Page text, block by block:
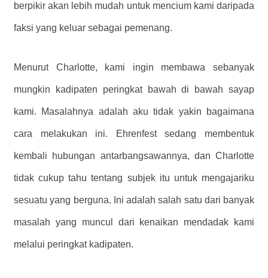
berpikir akan lebih mudah untuk mencium kami daripada
faksi yang keluar sebagai pemenang.
Menurut Charlotte, kami ingin membawa sebanyak
mungkin kadipaten peringkat bawah di bawah sayap
kami. Masalahnya adalah aku tidak yakin bagaimana
cara melakukan ini. Ehrenfest sedang membentuk
kembali hubungan antarbangsawannya, dan Charlotte
tidak cukup tahu tentang subjek itu untuk mengajariku
sesuatu yang berguna. Ini adalah salah satu dari banyak
masalah yang muncul dari kenaikan mendadak kami
melalui peringkat kadipaten.